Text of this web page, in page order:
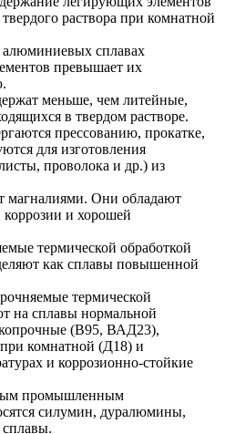
раствора при комнатной
сплавах
превышает их
меньше, чем литейные,
в твердом растворе.
прессованию, прокатке,
для изготовления
проволока и др.) из
Они обладают
и хорошей
термической обработкой
как сплавы повышенной
термической
на сплавы нормальной
(В95, ВАД23),
комнатной (Д18) и
и коррозионно-стойкие
промышленным
силумин, дуралюмины,